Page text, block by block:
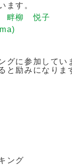
ます。
畔柳 悦子
グに参加してい
と励みになりま
ング